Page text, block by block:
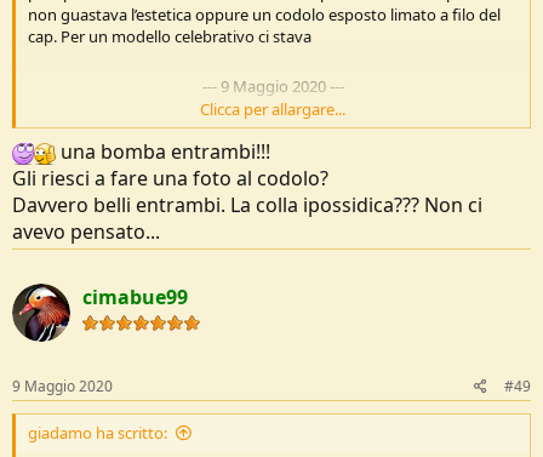
non guastava l’estetica oppure un codolo esposto limato a filo del
cap. Per un modello celebrativo ci stava
--- 9 Maggio 2020---
È arrivato, bello affilatissimo.
Gli ho dato una pulita. Ho controllato i punti dove c’è la colla, per ora
a posto, vedremo
Vedi l'allegato 206469
Vedi l'allegato 206470
Clicca per allargare...
una bomba entrambi!!!
Gli riesci a fare una foto al codolo?
Davvero belli entrambi. La colla ipossidica??? Non ci
avevo pensato...
cimabue99
9 Maggio 2020 #49
giadamo ha scritto: